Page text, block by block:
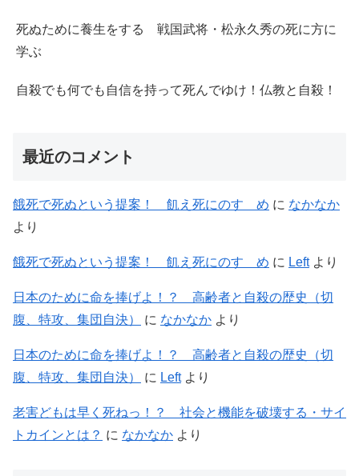
死ぬために養生をする 戦国武将・松永久秀の死に方に
学ぶ
自殺でも何でも自信を持って死んでゆけ！仏教と自殺！
最近のコメント
餓死で死ぬという提案！ 飢え死にのすゝめ に なかなか
より
餓死で死ぬという提案！ 飢え死にのすゝめ に Leftより
日本のために命を捧げよ！？ 高齢者と自殺の歴史（切
腹、特攻、集団自決）
に なかなか より
日本のために命を捧げよ！？ 高齢者と自殺の歴史（切
腹、特攻、集団自決）
に Leftより
老害どもは早く死ねっ！？ 社会と機能を破壊する・サイ
トカインとは？ に なかなか より